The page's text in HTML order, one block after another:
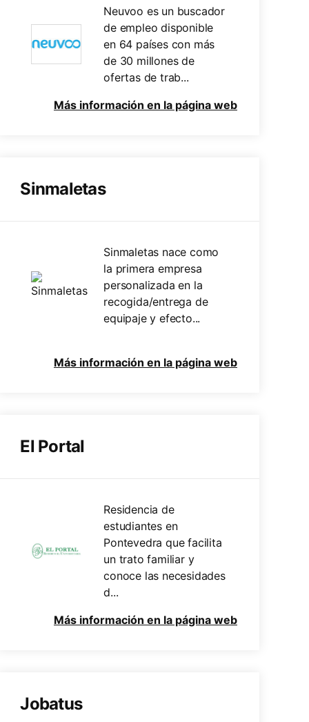
Neuvoo es un buscador
de empleo disponible
en 64 países con más
de 30 millones de
ofertas de trab...
Más información en la página web
Sinmaletas
Sinmaletas nace como
la primera empresa
personalizada en la
recogida/entrega de
equipaje y efecto...
Más información en la página web
El Portal
Residencia de
estudiantes en
Pontevedra que facilita
un trato familiar y
conoce las necesidades
d...
Más información en la página web
Jobatus